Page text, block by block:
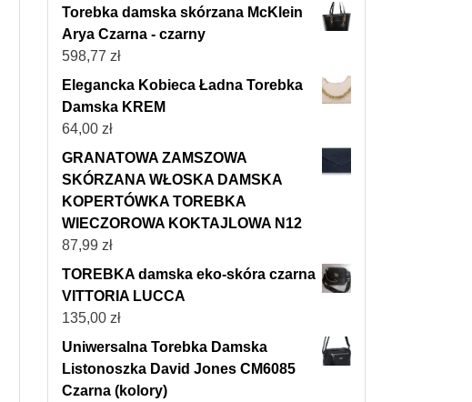
Torebka damska skórzana McKlein
Arya Czarna - czarny
598,77 zł
Elegancka Kobieca Ładna Torebka
Damska KREM
64,00 zł
GRANATOWA ZAMSZOWA
SKÓRZANA WŁOSKA DAMSKA
KOPERTÓWKA TOREBKA
WIECZOROWA KOKTAJLOWA N12
87,99 zł
TOREBKA damska eko-skóra czarna
VITTORIA LUCCA
135,00 zł
Uniwersalna Torebka Damska
Listonoszka David Jones CM6085
Czarna (kolory)